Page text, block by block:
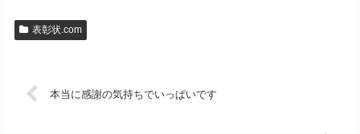
表彰状.com
本当に感謝の気持ちでいっぱいです